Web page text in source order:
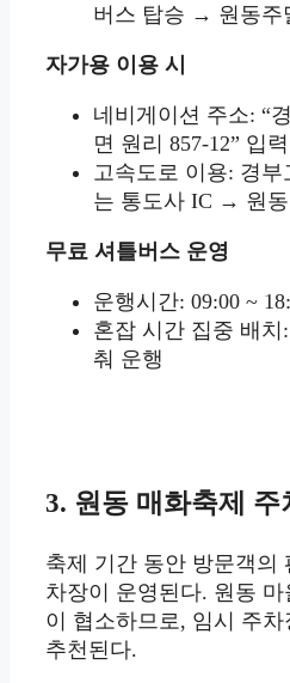
버스 탑승 → 원동주
자가용 이용 시
네비게이션 주소: “
면 원리 857-12” 입력
고속도로 이용: 경
는 통도사 IC → 원
무료 셔틀버스 운영
운행시간: 09:00 ~
혼잡 시간 집중 배
춰 운행
3. 원동 매화축제 주
축제 기간 동안 방문객의
차장이 운영된다. 원동
이 협소하므로, 임시 주차
추천된다.